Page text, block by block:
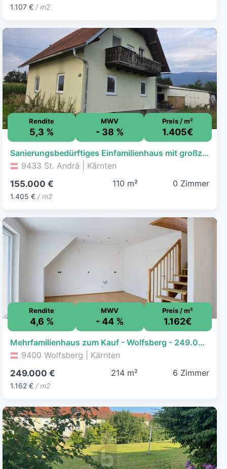
1.107 € / m2
Rendite
5,3 %
MWV
- 38 %
Preis / m²
1.405€
Sanierungsbedürftiges Einfamilienhaus mit großzügigem Grundstück in ruhiger Lage in St. Andrä
9433 St. Andrä | Kärnten
155.000 €
1.405 € / m2
110 m² 0 Zimmer
Rendite
4,6 %
MWV
- 44 %
Preis / m²
1.162€
Mehrfamilienhaus zum Kauf - Wolfsberg - 249.000 € - 6 Zimmer, 214,2 m², 797,1 m² Grundstück
9400 Wolfsberg | Kärnten
249.000 €
1.162 € / m2
214 m² 6 Zimmer